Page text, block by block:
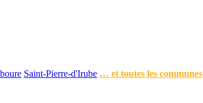
Saint-Pierre-d'Irube … et toutes les communes